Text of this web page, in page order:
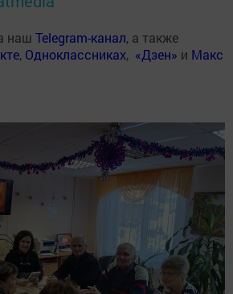
наш Telegram-канал, а также
, Одноклассниках, «Дзен» и Макс